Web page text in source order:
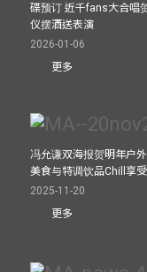
碟预订 近千fans大合唱
仪摆酒送表演
2026-01-06
更多
冯允谦双海报贺明年户
美食与特调饮品Chill享
2025-11-20
更多